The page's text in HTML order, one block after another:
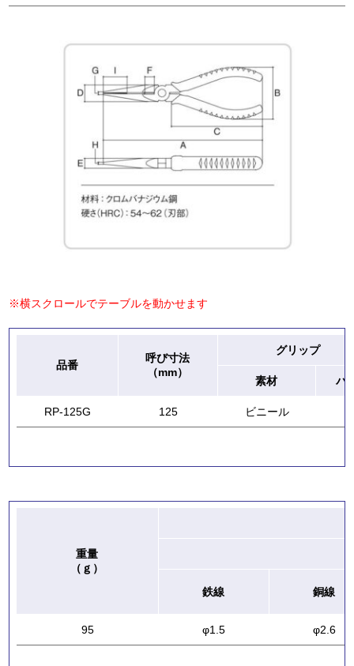
※横スクロールでテーブルを動かせます
品番
呼び寸法
（mm）
グリップ
素材 バ
RP-125G 125 ビニール
重量
（ｇ）
鉄線
銅線
95 φ1.5 φ2.6